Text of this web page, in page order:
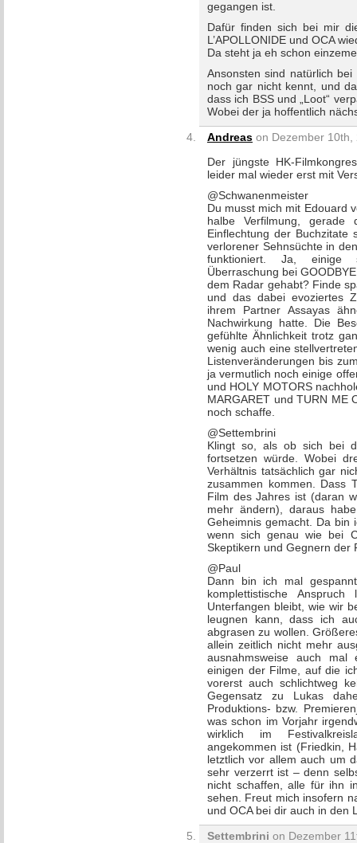
gegangen ist.
Dafür finden sich bei mir
L’APOLLONIDE und OCA
Da steht ja eh schon
Ansonsten sind natürlich
noch gar nicht kennt, und
dass ich BSS und „Loot“
Wobei der ja hoffentlich
Andreas on Dezember 10th,
Der jüngste HK-
leider mal wieder erst mit
@Schwanenmeister
Du musst mich mit Edouard
halbe Verfilmung, gerade
Einflechtung der Buchzitate
verlorener Sehnsüchte in
funktioniert. Ja, einige
Überraschung bei
dem Radar gehabt? Finde
und das dabei evoziertes
ihrem Partner Assayas
Nachwirkung hatte. Die
gefühlte Ähnlichkeit trotz
wenig auch eine
Listenveränderungen bis
ja vermutlich noch einige
und HOLY MOTORS
MARGARET und TURN ME
noch schaffe.
@Settembrini
Klingt so, als ob sich bei
fortsetzen würde. Wobei
Verhältnis tatsächlich gar
zusammen kommen. Dass
Film des Jahres ist (daran
mehr ändern), daraus
Geheimnis gemacht. Da bin
wenn sich genau wie bei
Skeptikern und Gegnern der
@Paul
Dann bin ich mal
komplettistische
Unterfangen bleibt, wie wir
leugnen kann, dass ich
abgrasen zu wollen.
allein zeitlich nicht mehr
ausnahmsweise auch
einigen der Filme, auf die
vorerst auch schlichtweg
Gegensatz zu Lukas
Produktions- bzw.
was schon im Vorjahr
wirklich im
angekommen ist (Friedkin,
letztlich vor allem auch um
sehr verzerrt ist – denn
nicht schaffen, alle für ihn
sehen. Freut mich insofern
und OCA bei dir auch in den
Settembrini on Dezember